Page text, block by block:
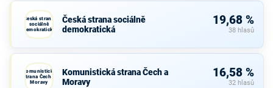
Česká strana
sociálně
demokratická
Česká strana sociálně
demokratická
19,68 %
38 hlasů
Komunistická
strana Čech a
Moravy
Komunistická strana Čech a
Moravy
16,58 %
32 hlasů